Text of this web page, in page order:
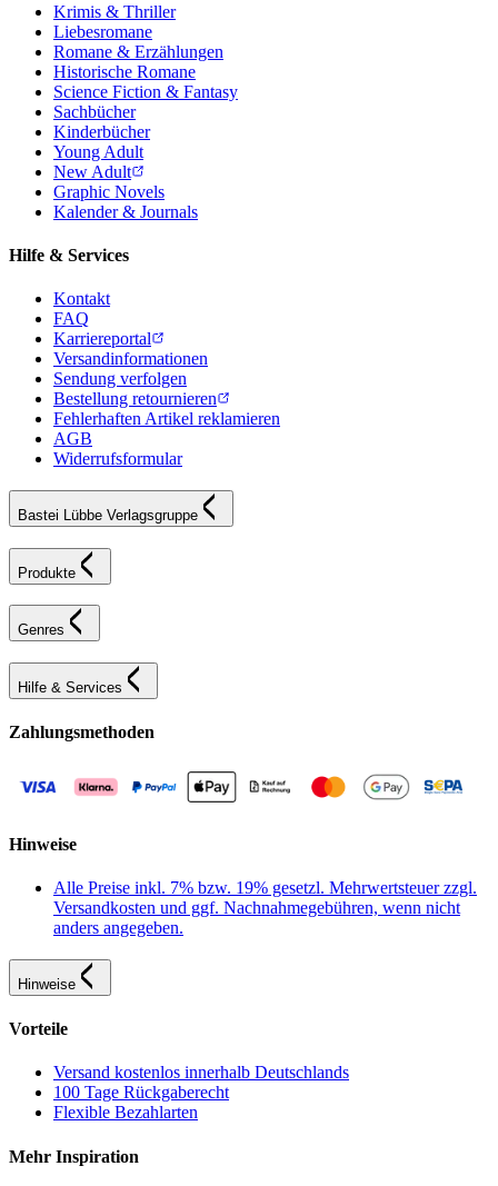
Krimis & Thriller
Liebesromane
Romane & Erzählungen
Historische Romane
Science Fiction & Fantasy
Sachbücher
Kinderbücher
Young Adult
New Adult
Graphic Novels
Kalender & Journals
Hilfe & Services
Kontakt
FAQ
Karriereportal
Versandinformationen
Sendung verfolgen
Bestellung retournieren
Fehlerhaften Artikel reklamieren
AGB
Widerrufsformular
Bastei Lübbe Verlagsgruppe
Produkte
Genres
Hilfe & Services
Zahlungsmethoden
Hinweise
Alle Preise inkl. 7% bzw. 19% gesetzl. Mehrwertsteuer zzgl.
Versandkosten und ggf. Nachnahmegebühren, wenn nicht
anders angegeben.
Hinweise
Vorteile
Versand kostenlos innerhalb Deutschlands
100 Tage Rückgaberecht
Flexible Bezahlarten
Mehr Inspiration